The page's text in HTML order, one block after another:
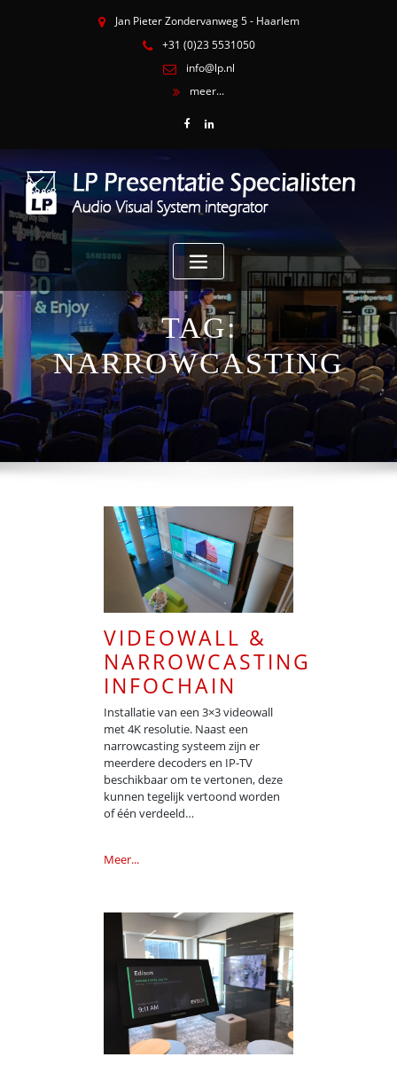
Jan Pieter Zondervanweg 5 - Haarlem
+31 (0)23 5531050
info@lp.nl
meer...
TAG:
NARROWCASTING
VIDEOWALL &
NARROWCASTING
INFOCHAIN
Installatie van een 3×3 videowall
met 4K resolutie. Naast een
narrowcasting systeem zijn er
meerdere decoders en IP-TV
beschikbaar om te vertonen, deze
kunnen tegelijk vertoond worden
of één verdeeld…
Meer...